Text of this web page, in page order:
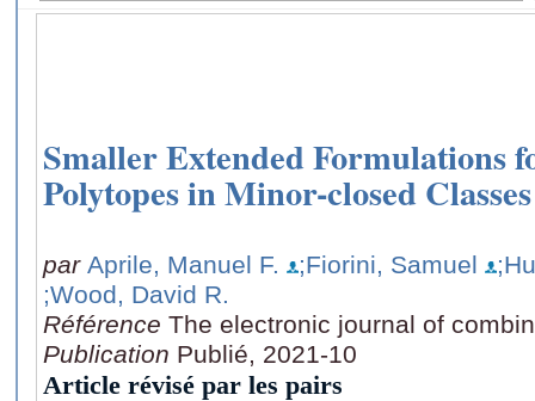
Smaller Extended Formulations
Polytopes in Minor-closed
par Aprile, Manuel F. ;Fiorini, Samuel
;Wood, David R.
Référence The electronic journal of
Publication Publié, 2021-10
Article révisé par les pairs